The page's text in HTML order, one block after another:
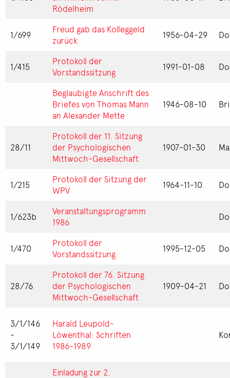
Rödelheim
1/699
Freud gab das Kolleggeld
zurück
1956-04-29
1/415
Protokoll der
Vorstandssitzung
1991-01-08
Beglaubigte Anschrift des
Briefes von Thomas Mann
an Alexander Mette
1946-08-10
28/11
Protokoll der 11. Sitzung
der Psychologischen
Mittwoch-Gesellschaft
1907-01-30
1/215
Protokoll der Sitzung der
WPV
1964-11-10
1/623b
Veranstaltungsprogramm
1986
1/470
Protokoll der
Vorstandssitzung
1995-12-05
28/76
Protokoll der 76. Sitzung
der Psychologischen
Mittwoch-Gesellschaft
1909-04-21
3/1/146
-
3/1/149
Harald Leupold-
Löwenthal: Schriften
1986-1989
Einladung zur 2.